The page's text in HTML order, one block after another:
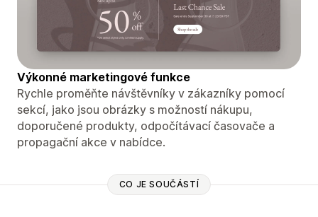
Výkonné marketingové funkce
Rychle proměňte návštěvníky v zákazníky pomocí
sekcí, jako jsou obrázky s možností nákupu,
doporučené produkty, odpočítávací časovače a
propagační akce v nabídce.
CO JE SOUČÁSTÍ